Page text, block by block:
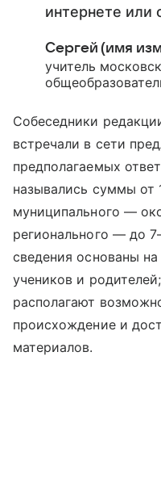
интернете или
Сергей (имя
учитель
Собеседники
встречали в сети
предполагаемых
назывались суммы от
муниципального —
регионального — до
сведения основаны
учеников и
располагают
происхождение и
материалов.